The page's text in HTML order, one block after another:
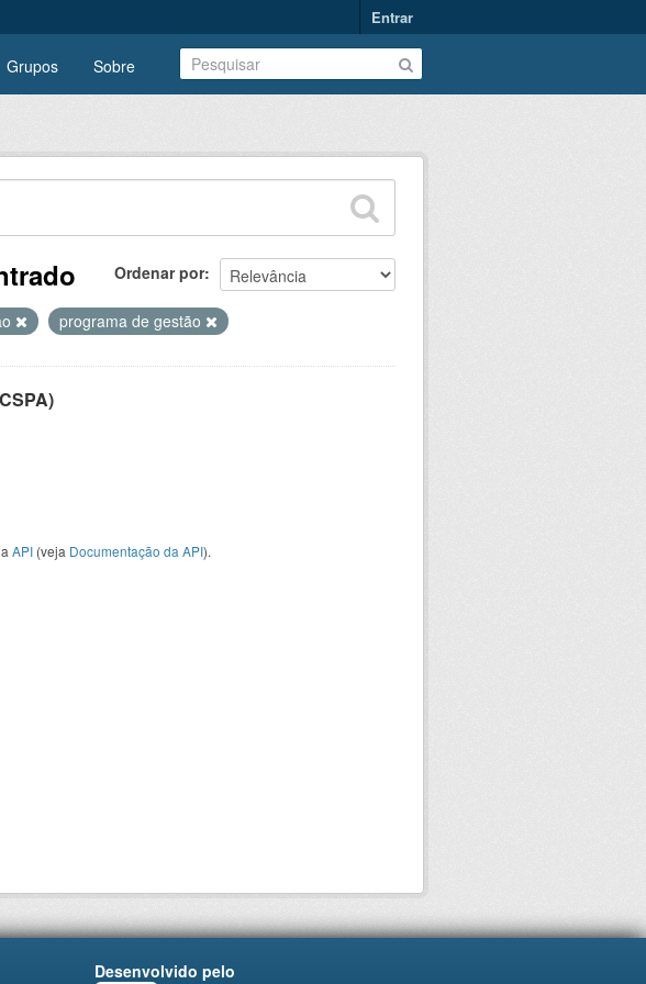
Entrar
Grupos Sobre
Ordenar por
programa de gestão
API (veja Documentação da API).
Desenvolvido pelo